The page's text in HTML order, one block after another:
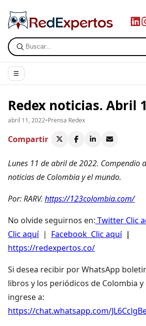
☰
Redex noticias. Abril
abril 11, 2022•Prensa Redex
Compartir
Lunes 11 de abril de 2022. Compendio
noticias de Colombia y el mundo.
Por: RARV. https://123colombia.com/
No olvide seguirnos en: Twitter Clic
Clic aquí| Facebook Clic aquí|
https://redexpertos.co/
Si desea recibir por WhatsApp
libros y los periódicos de Colombia
ingrese a:
https://chat.whatsapp.com/